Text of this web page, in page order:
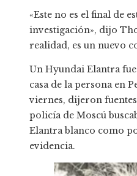
«Este no es el final de
investigación», dijo
realidad, es un nuevo
Un Hyundai Elantra
casa de la persona en
viernes, dijeron
policía de Moscú
Elantra blanco como
evidencia.